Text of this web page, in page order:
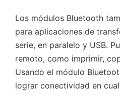
Los módulos Bluetooth
para aplicaciones de
serie, en paralelo y USB.
remoto, como imprimir,
Usando el módulo
lograr conectividad en